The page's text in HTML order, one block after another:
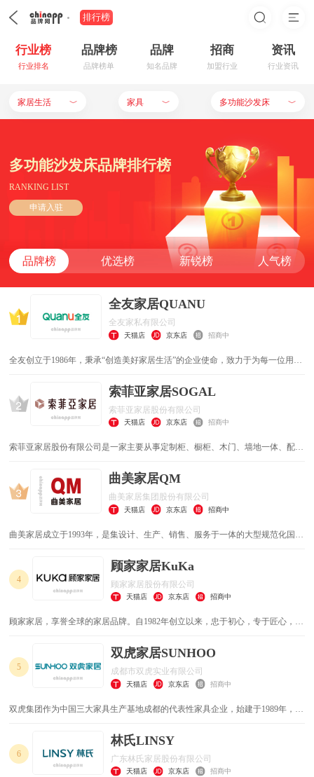
排行榜
行业榜
行业排名
品牌榜
品牌榜单
品牌
知名品牌
招商
加盟行业
资讯
行业资讯
家居生活 ﹀ 家具 ﹀ 多功能沙发床 ﹀
多功能沙发床品牌排行榜
RANKING LIST
申请入驻
品牌榜 优选榜 新锐榜 人气榜
全友家居QUANU
全友家私有限公司
天猫店 京东店 招商中
全友创立于1986年，秉承“创造美好家居生活”的企业使命，致力于为每一位用户
体的大型现代化家居企业。索菲亚家居SOGAL
索菲亚家居股份有限公司
天猫店 京东店 招商中
索菲亚家居股份有限公司是一家主要从事定制柜、橱柜、木门、墙地一体、配套
曲美家居QM
曲美家居集团股份有限公司
天猫店 京东店 招商中
曲美家居成立于1993年，是集设计、生产、销售、服务于一体的大型规范化国际
用“原创设计”将全球最新锐的潮流趋势与中国本土文化、家居风尚巧妙融合，逐
渐形成品牌独属的个性化风格。
4
顾家家居KuKa
顾家家居股份有限公司
天猫店 京东店 招商中
顾家家居，享誉全球的家居品牌。自1982年创立以来，忠于初心，专于匠心，
设计、开发、生产、销售与服务。
5
双虎家居SUNHOO
成都市双虎实业有限公司
天猫店 京东店 招商中
双虎集团作为中国三大家具生产基地成都的代表性家具企业，始建于1989年，
都总部、江苏宿迁、河南濮阳三大生产基地，总面积达2000余亩。
6
林氏LINSY
广东林氏家居股份有限公司
天猫店 京东店 招商中